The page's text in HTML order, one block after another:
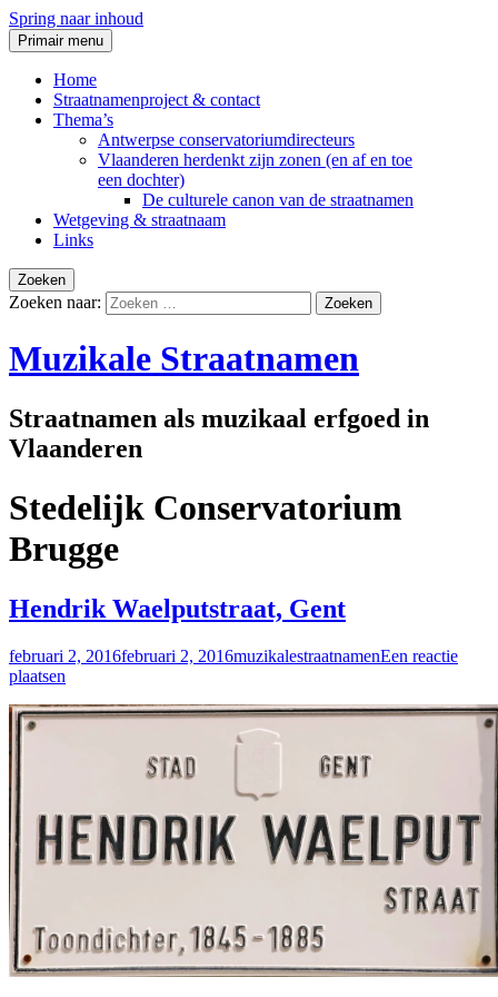
Spring naar inhoud
Primair menu
Home
Straatnamenproject & contact
Thema’s
Antwerpse conservatoriumdirecteurs
Vlaanderen herdenkt zijn zonen (en af en toe
een dochter)
De culturele canon van de straatnamen
Wetgeving & straatnaam
Links
Zoeken
Zoeken naar:
Muzikale Straatnamen
Straatnamen als muzikaal erfgoed in
Vlaanderen
Stedelijk Conservatorium
Brugge
Hendrik Waelputstraat, Gent
februari 2, 2016februari 2, 2016muzikalestraatnamenEen reactie
plaatsen